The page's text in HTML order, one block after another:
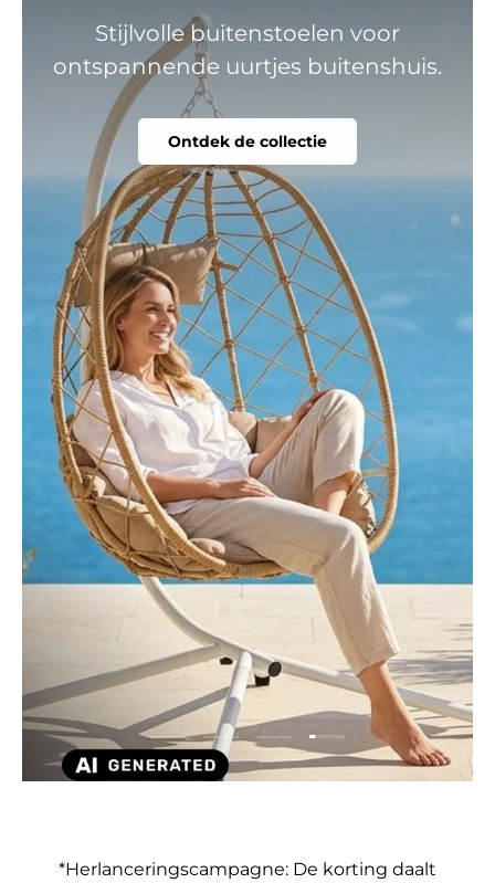
Stijlvolle buitenstoelen voor
ontspannende uurtjes buitenshuis.
Ontdek de collectie
Dia laden 1 van 4
Dia laden 2 van 4
Dia laden 3 van 4
Dia laden 4 van 4
*Herlanceringscampagne: De korting daalt